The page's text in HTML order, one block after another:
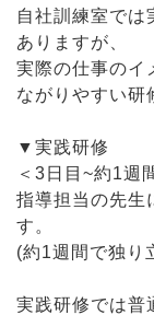
自社訓練室では
ありますが、
実際の仕事のイ
ながりやすい研
▼実践研修
＜3日目~約1週
指導担当の先生
す。
(約1週間で独り
実践研修では普